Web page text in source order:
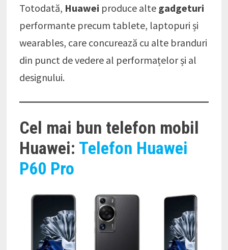
Totodată, Huawei produce alte gadgeturi
performante precum tablete, laptopuri și
wearables, care concurează cu alte branduri
din punct de vedere al performațelor și al
designului.
Cel mai bun telefon mobil
Huawei: Telefon Huawei
P60 Pro